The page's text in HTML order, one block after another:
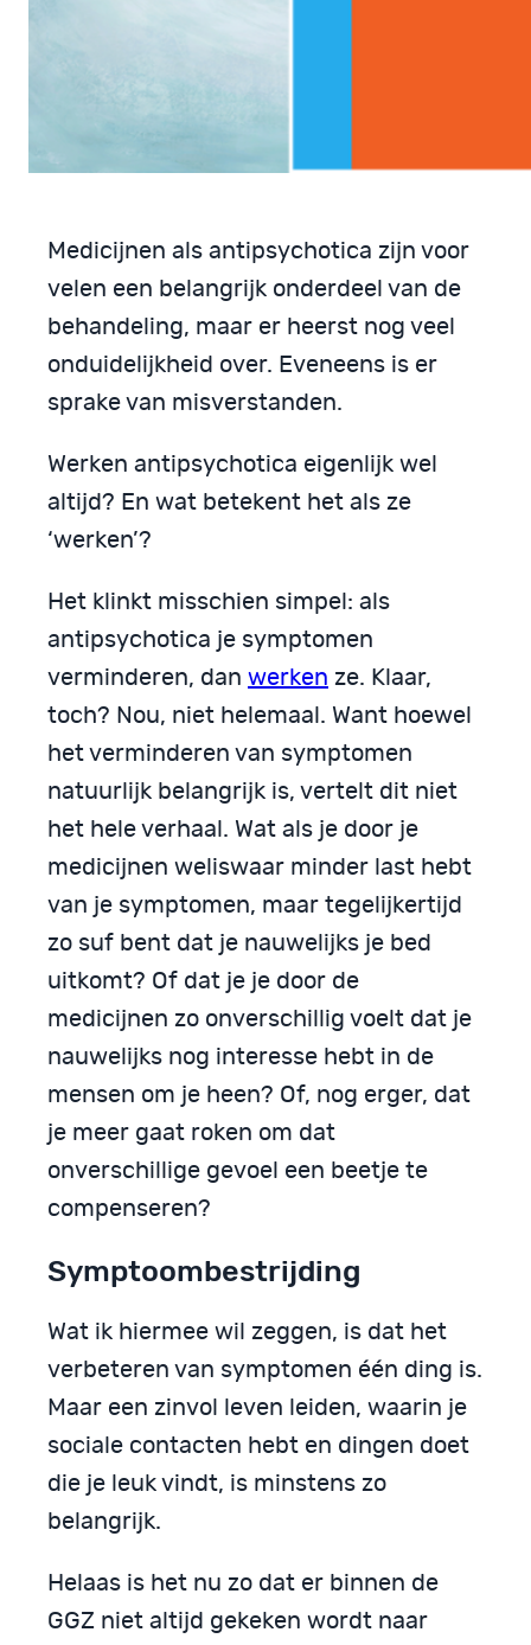
Medicijnen als antipsychotica zijn voor
velen een belangrijk onderdeel van de
behandeling, maar er heerst nog veel
onduidelijkheid over. Eveneens is er
sprake van misverstanden.
Werken antipsychotica eigenlijk wel
altijd? En wat betekent het als ze
‘werken’?
Het klinkt misschien simpel: als
antipsychotica je symptomen
verminderen, dan werken ze. Klaar,
toch? Nou, niet helemaal. Want hoewel
het verminderen van symptomen
natuurlijk belangrijk is, vertelt dit niet
het hele verhaal. Wat als je door je
medicijnen weliswaar minder last hebt
van je symptomen, maar tegelijkertijd
zo suf bent dat je nauwelijks je bed
uitkomt? Of dat je je door de
medicijnen zo onverschillig voelt dat je
nauwelijks nog interesse hebt in de
mensen om je heen? Of, nog erger, dat
je meer gaat roken om dat
onverschillige gevoel een beetje te
compenseren?
Symptoombestrijding
Wat ik hiermee wil zeggen, is dat het
verbeteren van symptomen één ding is.
Maar een zinvol leven leiden, waarin je
sociale contacten hebt en dingen doet
die je leuk vindt, is minstens zo
belangrijk.
Helaas is het nu zo dat er binnen de
GGZ niet altijd gekeken wordt naar